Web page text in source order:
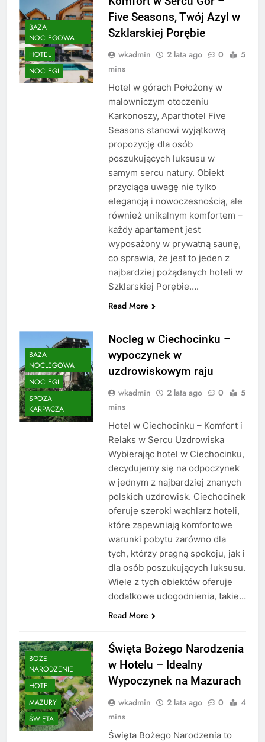
BAZA
NOCLEGOWA
HOTEL
NOCLEGI
Five Seasons, Twój Azyl w
Szklarskiej Porębie
wkadmin 2 lata ago 0
5
mins
Hotel w górach Położony w
malowniczym otoczeniu
Karkonoszy, Aparthotel Five
Seasons stanowi wyjątkową
propozycję dla osób
poszukujących luksusu w
samym sercu natury. Obiekt
przyciąga uwagę nie tylko
elegancją i nowoczesnością, ale
również unikalnym komfortem –
każdy apartament jest
wyposażony w prywatną saunę,
co sprawia, że jest to jeden z
najbardziej pożądanych hoteli w
Szklarskiej Porębie….
Read More
BAZA
NOCLEGOWA
NOCLEGI
SPOZA
KARPACZA
Nocleg w Ciechocinku –
wypoczynek w
uzdrowiskowym raju
wkadmin 2 lata ago 0
5
mins
Hotel w Ciechocinku – Komfort i
Relaks w Sercu Uzdrowiska
Wybierając hotel w Ciechocinku,
decydujemy się na odpoczynek
w jednym z najbardziej znanych
polskich uzdrowisk. Ciechocinek
oferuje szeroki wachlarz hoteli,
które zapewniają komfortowe
warunki pobytu zarówno dla
tych, którzy pragną spokoju, jak i
dla osób poszukujących luksusu.
Wiele z tych obiektów oferuje
dodatkowe udogodnienia, takie…
Read More
BOŻE
NARODZENIE
HOTEL
MAZURY
ŚWIĘTA
Święta Bożego Narodzenia
w Hotelu – Idealny
Wypoczynek na Mazurach
wkadmin 2 lata ago 0
4
mins
Święta Bożego Narodzenia to